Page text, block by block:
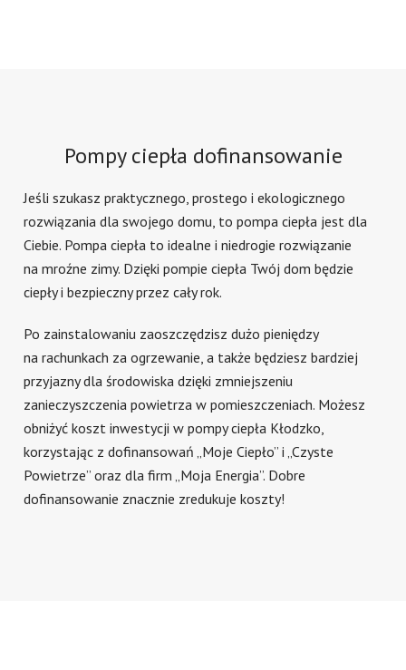
Pompy ciepła dofinansowanie
Jeśli szukasz praktycznego, prostego i ekologicznego
rozwiązania dla swojego domu, to pompa ciepła jest dla
Ciebie. Pompa ciepła to idealne i niedrogie rozwiązanie
na mroźne zimy. Dzięki pompie ciepła Twój dom będzie
ciepły i bezpieczny przez cały rok.
Po zainstalowaniu zaoszczędzisz dużo pieniędzy
na rachunkach za ogrzewanie, a także będziesz bardziej
przyjazny dla środowiska dzięki zmniejszeniu
zanieczyszczenia powietrza w pomieszczeniach. Możesz
obniżyć koszt inwestycji w pompy ciepła Kłodzko,
korzystając z dofinansowań „Moje Ciepło” i „Czyste
Powietrze” oraz dla firm „Moja Energia”. Dobre
dofinansowanie znacznie zredukuje koszty!